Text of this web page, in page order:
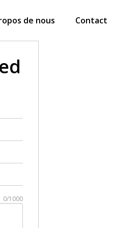
de nous Contact
0/1000